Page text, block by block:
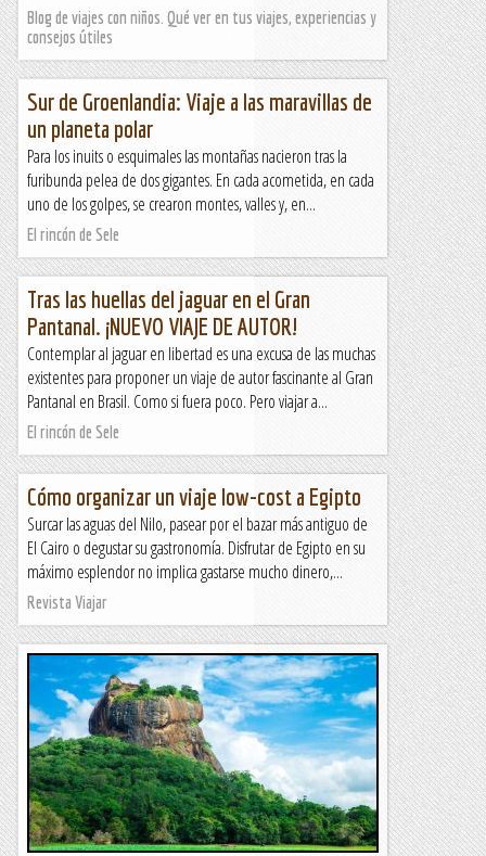
Blog de viajes con niños. Qué ver en tus viajes, experiencias y
consejos útiles
Sur de Groenlandia: Viaje a las maravillas de
un planeta polar
Para los inuits o esquimales las montañas nacieron tras la
furibunda pelea de dos gigantes. En cada acometida, en cada
uno de los golpes, se crearon montes, valles y, en...
El rincón de Sele
Tras las huellas del jaguar en el Gran
Pantanal. ¡NUEVO VIAJE DE AUTOR!
Contemplar al jaguar en libertad es una excusa de las muchas
existentes para proponer un viaje de autor fascinante al Gran
Pantanal en Brasil. Como si fuera poco. Pero viajar a...
El rincón de Sele
Cómo organizar un viaje low-cost a Egipto
Surcar las aguas del Nilo, pasear por el bazar más antiguo de
El Cairo o degustar su gastronomía. Disfrutar de Egipto en su
máximo esplendor no implica gastarse mucho dinero,...
Revista Viajar